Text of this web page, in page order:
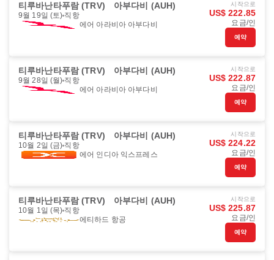
티루바난타푸람 (TRV) 아부다비 (AUH)
9월 19일 (토) 직항
에어 아라비아 아부다비
시작으로
US$ 222.85
요금/인
예약
티루바난타푸람 (TRV) 아부다비 (AUH)
9월 28일 (월) 직항
에어 아라비아 아부다비
시작으로
US$ 222.87
요금/인
예약
티루바난타푸람 (TRV) 아부다비 (AUH)
10월 2일 (금) 직항
에어 인디아 익스프레스
시작으로
US$ 224.22
요금/인
예약
티루바난타푸람 (TRV) 아부다비 (AUH)
10월 1일 (목) 직항
에티하드 항공
시작으로
US$ 225.87
요금/인
예약